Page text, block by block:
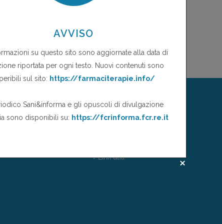
Link utili